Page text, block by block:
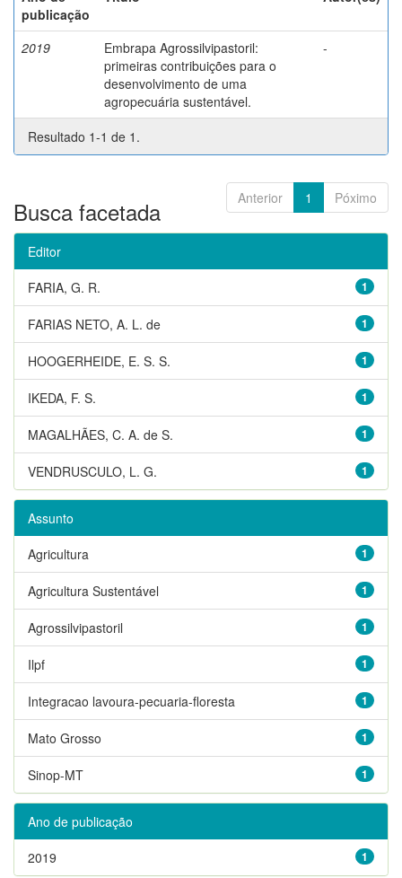
publicação
2019
Embrapa Agrossilvipastoril:
primeiras contribuições para o
desenvolvimento de uma
agropecuária sustentável.
-
Resultado 1-1 de 1.
Anterior 1 Póximo
Busca facetada
Editor
1
FARIA, G. R.
1
FARIAS NETO, A. L. de
1
HOOGERHEIDE, E. S. S.
1
IKEDA, F. S.
1
MAGALHÃES, C. A. de S.
1
VENDRUSCULO, L. G.
Assunto
1
Agricultura
1
Agricultura Sustentável
1
Agrossilvipastoril
1
Ilpf
1
Integracao lavoura-pecuaria-floresta
1
Mato Grosso
1
Sinop-MT
Ano de publicação
1
2019